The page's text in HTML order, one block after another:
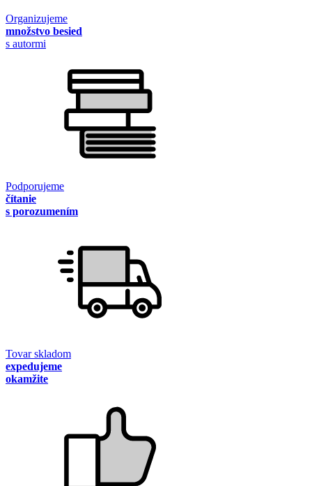
Organizujeme
množstvo besied
s autormi
Podporujeme
čítanie
s porozumením
Tovar skladom
expedujeme
okamžite